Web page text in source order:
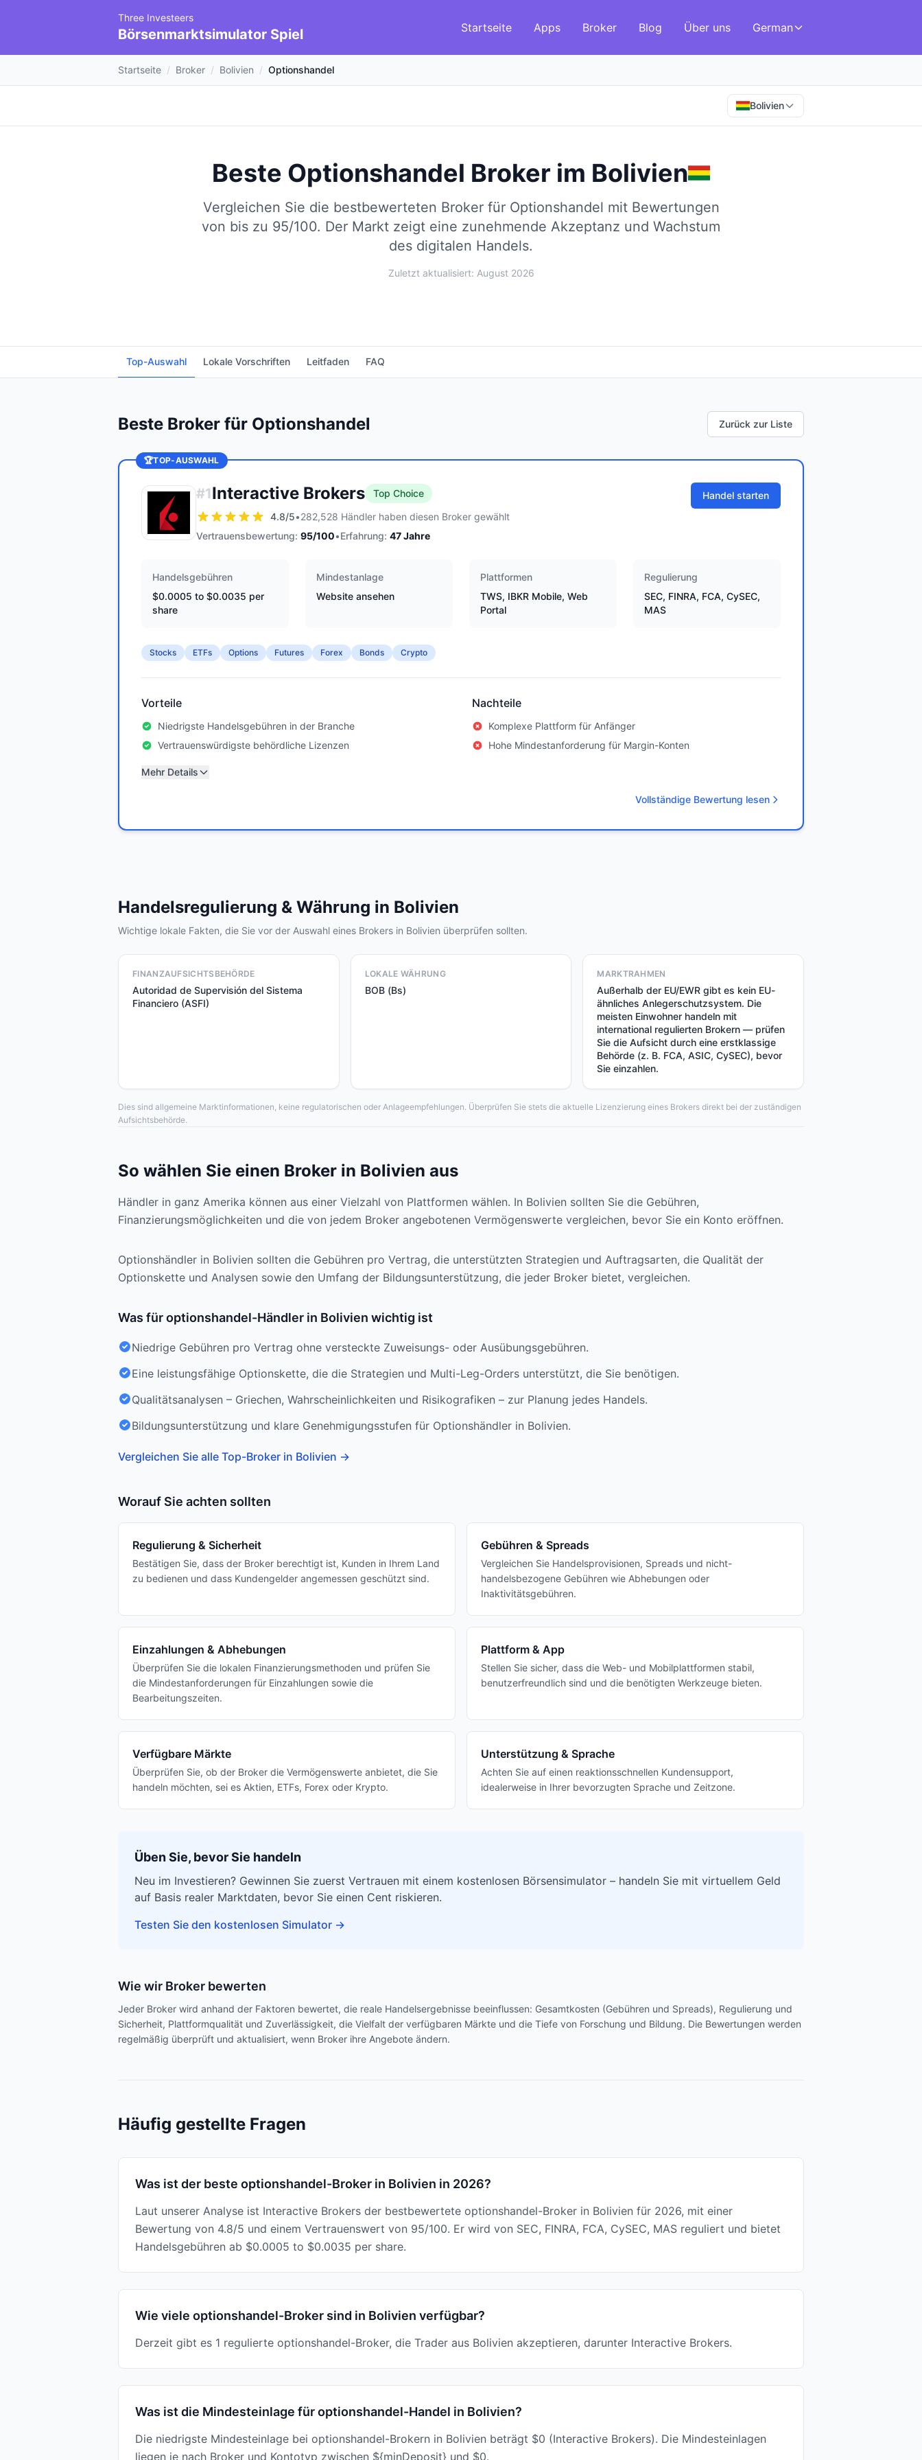
Three Investeers
Börsenmarktsimulator Spiel Startseite Apps Broker Blog Über uns German
Startseite / Broker / Bolivien / Optionshandel
Bolivien
Beste Optionshandel Broker im Bolivien
Vergleichen Sie die bestbewerteten Broker für Optionshandel mit Bewertungen
von bis zu 95/100. Der Markt zeigt eine zunehmende Akzeptanz und Wachstum
des digitalen Handels.
Zuletzt aktualisiert: August 2026
Top-Auswahl Lokale Vorschriften Leitfaden FAQ
Beste Broker für Optionshandel Zurück zur Liste
🏆TOP-AUSWAHL
#1Interactive Brokers
Top Choice
4.8/5•282,528 Händler haben diesen Broker gewählt
Vertrauensbewertung: 95/100•Erfahrung: 47Jahre
Handel starten
Handelsgebühren
$0.0005 to $0.0035 per
share
Mindestanlage
Website ansehen
Plattformen
TWS, IBKR Mobile, Web
Portal
Regulierung
SEC, FINRA, FCA, CySEC,
MAS
Stocks ETFs Options Futures Forex Bonds Crypto
Vorteile
Niedrigste Handelsgebühren in der Branche
Vertrauenswürdigste behördliche Lizenzen
Nachteile
Komplexe Plattform für Anfänger
Hohe Mindestanforderung für Margin-Konten
Mehr Details
Vollständige Bewertung lesen
Handelsregulierung & Währung in Bolivien
Wichtige lokale Fakten, die Sie vor der Auswahl eines Brokers in Bolivien überprüfen sollten.
FINANZAUFSICHTSBEHÖRDE
Autoridad de Supervisión del Sistema
Financiero (ASFI)
LOKALE WÄHRUNG
BOB (Bs)
MARKTRAHMEN
Außerhalb der EU/EWR gibt es kein EU-
ähnliches Anlegerschutzsystem. Die
meisten Einwohner handeln mit
international regulierten Brokern — prüfen
Sie die Aufsicht durch eine erstklassige
Behörde (z. B. FCA, ASIC, CySEC), bevor
Sie einzahlen.
Dies sind allgemeine Marktinformationen, keine regulatorischen oder Anlageempfehlungen. Überprüfen Sie stets die aktuelle Lizenzierung eines Brokers direkt bei der zuständigen
Aufsichtsbehörde.
So wählen Sie einen Broker in Bolivien aus
Händler in ganz Amerika können aus einer Vielzahl von Plattformen wählen. In Bolivien sollten Sie die Gebühren,
Finanzierungsmöglichkeiten und die von jedem Broker angebotenen Vermögenswerte vergleichen, bevor Sie ein Konto eröffnen.
Optionshändler in Bolivien sollten die Gebühren pro Vertrag, die unterstützten Strategien und Auftragsarten, die Qualität der
Optionskette und Analysen sowie den Umfang der Bildungsunterstützung, die jeder Broker bietet, vergleichen.
Was für optionshandel-Händler in Bolivien wichtig ist
Niedrige Gebühren pro Vertrag ohne versteckte Zuweisungs- oder Ausübungsgebühren.
Eine leistungsfähige Optionskette, die die Strategien und Multi-Leg-Orders unterstützt, die Sie benötigen.
Qualitätsanalysen – Griechen, Wahrscheinlichkeiten und Risikografiken – zur Planung jedes Handels.
Bildungsunterstützung und klare Genehmigungsstufen für Optionshändler in Bolivien.
Vergleichen Sie alle Top-Broker in Bolivien →
Worauf Sie achten sollten
Regulierung & Sicherheit
Bestätigen Sie, dass der Broker berechtigt ist, Kunden in Ihrem Land
zu bedienen und dass Kundengelder angemessen geschützt sind.
Gebühren & Spreads
Vergleichen Sie Handelsprovisionen, Spreads und nicht-
handelsbezogene Gebühren wie Abhebungen oder
Inaktivitätsgebühren.
Einzahlungen & Abhebungen
Überprüfen Sie die lokalen Finanzierungsmethoden und prüfen Sie
die Mindestanforderungen für Einzahlungen sowie die
Bearbeitungszeiten.
Plattform & App
Stellen Sie sicher, dass die Web- und Mobilplattformen stabil,
benutzerfreundlich sind und die benötigten Werkzeuge bieten.
Verfügbare Märkte
Überprüfen Sie, ob der Broker die Vermögenswerte anbietet, die Sie
handeln möchten, sei es Aktien, ETFs, Forex oder Krypto.
Unterstützung & Sprache
Achten Sie auf einen reaktionsschnellen Kundensupport,
idealerweise in Ihrer bevorzugten Sprache und Zeitzone.
Üben Sie, bevor Sie handeln
Neu im Investieren? Gewinnen Sie zuerst Vertrauen mit einem kostenlosen Börsensimulator – handeln Sie mit virtuellem Geld
auf Basis realer Marktdaten, bevor Sie einen Cent riskieren.
Testen Sie den kostenlosen Simulator →
Wie wir Broker bewerten
Jeder Broker wird anhand der Faktoren bewertet, die reale Handelsergebnisse beeinflussen: Gesamtkosten (Gebühren und Spreads), Regulierung und
Sicherheit, Plattformqualität und Zuverlässigkeit, die Vielfalt der verfügbaren Märkte und die Tiefe von Forschung und Bildung. Die Bewertungen werden
regelmäßig überprüft und aktualisiert, wenn Broker ihre Angebote ändern.
Häufig gestellte Fragen
Was ist der beste optionshandel-Broker in Bolivien in 2026?
Laut unserer Analyse ist Interactive Brokers der bestbewertete optionshandel-Broker in Bolivien für 2026, mit einer
Bewertung von 4.8/5 und einem Vertrauenswert von 95/100. Er wird von SEC, FINRA, FCA, CySEC, MAS reguliert und bietet
Handelsgebühren ab $0.0005 to $0.0035 per share.
Wie viele optionshandel-Broker sind in Bolivien verfügbar?
Derzeit gibt es 1 regulierte optionshandel-Broker, die Trader aus Bolivien akzeptieren, darunter Interactive Brokers.
Was ist die Mindesteinlage für optionshandel-Handel in Bolivien?
Die niedrigste Mindesteinlage bei optionshandel-Brokern in Bolivien beträgt $0 (Interactive Brokers). Die Mindesteinlagen
liegen je nach Broker und Kontotyp zwischen ${minDeposit} und $0.